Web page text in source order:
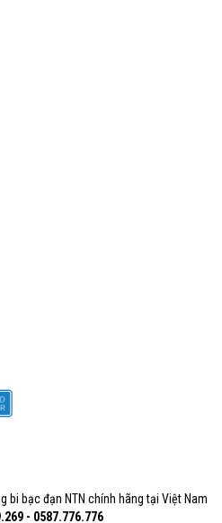
bi bạc đạn NTN chính hãng tại Việt Nam
- 0587.776.776